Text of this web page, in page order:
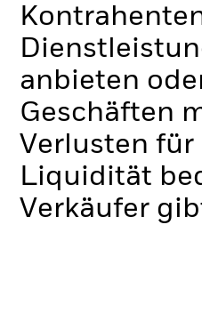
anbieten
Geschäften
Verlusten
Liquidität
Verkäufer